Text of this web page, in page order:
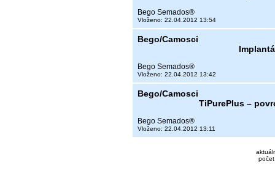
Bego Semados®
Vloženo: 22.04.2012 13:54
Bego/Camosci
Bego Semados®
Vloženo: 22.04.2012 13:42
Bego/Camosci
TiPurePlus –
Bego Semados®
Vloženo: 22.04.2012 13:11